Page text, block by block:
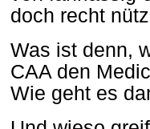
doch recht
Was ist denn,
CAA den
Wie geht es